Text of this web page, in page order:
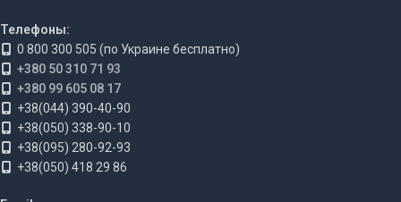
Телефоны:
0 800 300 505 (по Украине бесплатно)
+380 50 310 71 93
+380 99 605 08 17
+38(044) 390-40-90
+38(050) 338-90-10
+38(095) 280-92-93
+38(050) 418 29 86